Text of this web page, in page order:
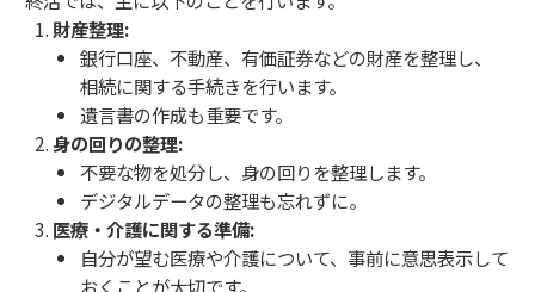
財産整理:
銀行口座、不動産、有価証券などの財産を整理し、
相続に関する手続きを行います。
遺言書の作成も重要です。
身の回りの整理:
不要な物を処分し、身の回りを整理します。
デジタルデータの整理も忘れずに。
医療・介護に関する準備:
自分が望む医療や介護について、事前に意思表示して
おくことが大切です。